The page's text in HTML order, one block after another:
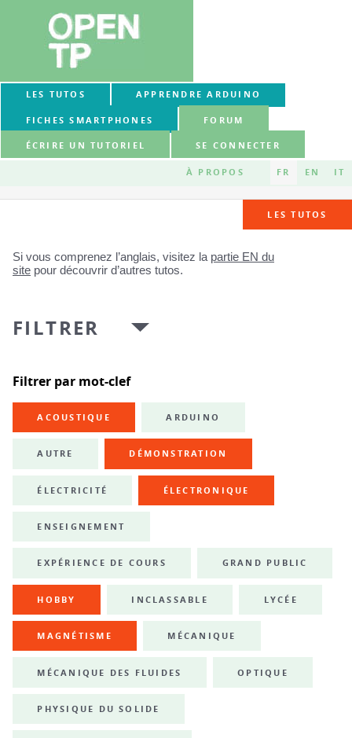
LES TUTOS APPRENDRE ARDUINO
FICHES SMARTPHONES FORUM
ÉCRIRE UN TUTORIEL SE CONNECTER
À PROPOS FR EN IT
LES TUTOS
Si vous comprenez l’anglais, visitez la partie EN du
site pour découvrir d’autres tutos.
FILTRER
Filtrer par mot-clef
ACOUSTIQUE ARDUINO
AUTRE DÉMONSTRATION
ÉLECTRICITÉ ÉLECTRONIQUE
ENSEIGNEMENT
EXPÉRIENCE DE COURS GRAND PUBLIC
HOBBY INCLASSABLE LYCÉE
MAGNÉTISME MÉCANIQUE
MÉCANIQUE DES FLUIDES OPTIQUE
PHYSIQUE DU SOLIDE